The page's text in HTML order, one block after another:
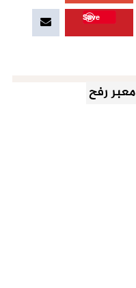
Save
معبر رفح